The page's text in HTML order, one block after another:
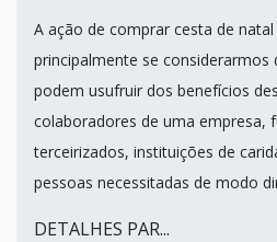
A ação de comprar cesta de
principalmente se considerarmos
podem usufruir dos benefícios
colaboradores de uma empresa,
terceirizados, instituições de
pessoas necessitadas de modo
DETALHES PAR...